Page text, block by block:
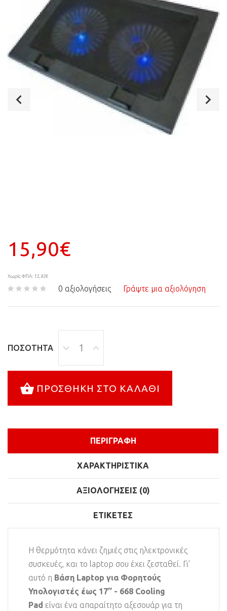
15,90€
Χωρίς ΦΠΑ: 12,82€
0 αξιολογήσεις Γράψτε μια αξιολόγηση
ΠΟΣΌΤΗΤΑ
ΠΡΟΣΘΉΚΗ ΣΤΟ ΚΑΛΆΘΙ
ΠΕΡΙΓΡΑΦΉ
ΧΑΡΑΚΤΗΡΙΣΤΙΚΆ
ΑΞΙΟΛΟΓΉΣΕΙΣ (0)
ΕΤΙΚΈΤΕΣ
Η θερμότητα κάνει ζημιές στις ηλεκτρονικές
συσκευές, και το laptop σου έχει ζεσταθεί. Γι’
αυτό η Βάση Laptop για Φορητούς
Υπολογιστές έως 17’’ - 668 Cooling
Pad είναι ένα απαραίτητο αξεσουάρ για τη